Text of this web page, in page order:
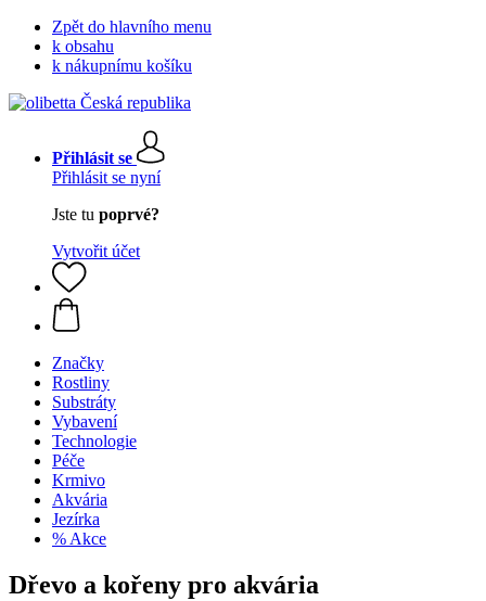
Zpět do hlavního menu
k obsahu
k nákupnímu košíku
Přihlásit se
Přihlásit se nyní
Jste tu poprvé?
Vytvořit účet
Značky
Rostliny
Substráty
Vybavení
Technologie
Péče
Krmivo
Akvária
Jezírka
% Akce
Dřevo a kořeny pro akvária